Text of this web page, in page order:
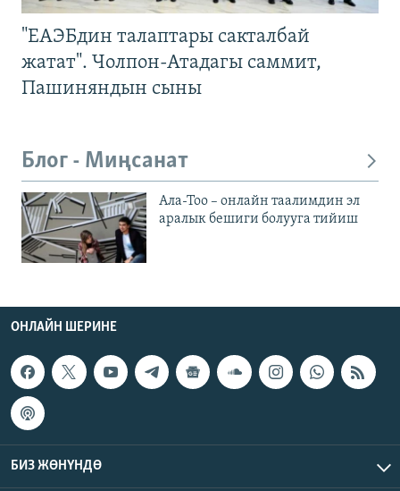
"ЕАЭБдин талаптары сакталбай
жатат". Чолпон-Атадагы саммит,
Пашиняндын сыны
Блог - Миңсанат
Ала-Тоо – онлайн таалимдин эл
аралык бешиги болууга тийиш
ОНЛАЙН ШЕРИНЕ
БИЗ ЖӨНҮНДӨ